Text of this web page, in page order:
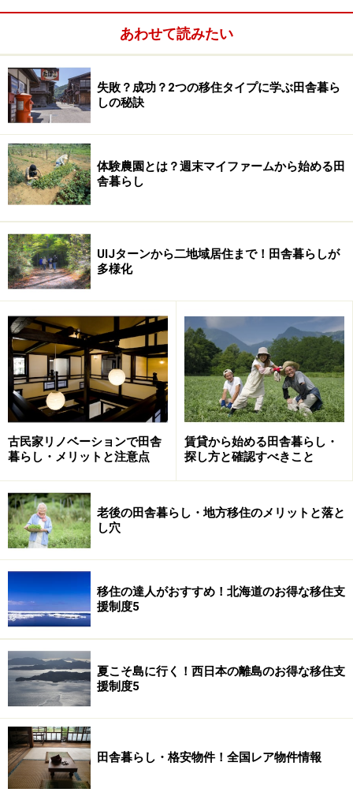
ブな要素にも触れても構わないということになり……。取
り急ぎ、他の執筆候補者のエピソードを送付してもらい
ました。
月10万で田舎暮らしを実践している人がホントに居るの
か？ 出版社から送られてきた資料を読んでみると、それ
ぞれの移住者の悪戦苦闘ぶりが伺えます。
先輩たちの田舎暮らし節約術
自宅には水道を引かず、雨水や湧き水を生活用水や
飲料水としている人
自分で釣った魚を近所で野菜と交換、ビーチでは海
藻を拾うなど、海の恵みを存分に活用している人
自宅の温泉が10tまで使い放題のため、お風呂の水
代とガス代が全くかからない人
50坪の土地を年間35000円という格安の賃料で借り
自宅を建設した人等々
月10万円が絶対不可能とは言いませんが、しかしそれは
上記のような特筆的な好条件を手に入れることができ
た、一部の恵まれた人だけ。田舎へ移住しての暮らしは
金だけではないといっても、ユメとカスミだでは生きて
あわせて読みたい
失敗？成功？2つの移住タイプに学ぶ田舎暮ら
しの秘訣
体験農園とは？週末マイファームから始める田
舎暮らし
UIJターンから二地域居住まで！田舎暮らしが
多様化
古民家リノベーションで田舎
暮らし・メリットと注意点
賃貸から始める田舎暮らし・
探し方と確認すべきこと
老後の田舎暮らし・地方移住のメリットと落と
し穴
移住の達人がおすすめ！北海道のお得な移住支
援制度5
夏こそ島に行く！西日本の離島のお得な移住支
援制度5
田舎暮らし・格安物件！全国レア物件情報